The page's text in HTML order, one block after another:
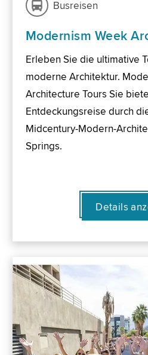
Busreisen
Modernism Week
Erleben Sie die ultimative
moderne Architektur.
Architecture Tours Sie
Entdeckungsreise durch
Midcentury-Modern-
Springs.
Details